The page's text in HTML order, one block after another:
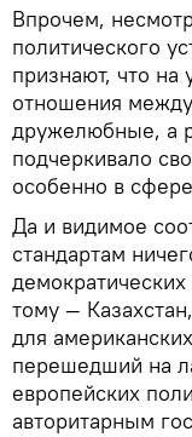
Впрочем,
политического
признают, что на
отношения
дружелюбные, а
подчеркивало
особенно в
Да и видимое
стандартам
тому —
для
перешедший на
европейских
авторитарным